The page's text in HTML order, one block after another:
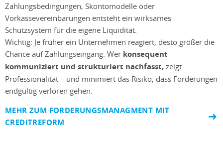
Zahlungsbedingungen, Skontomodelle oder
Vorkassevereinbarungen entsteht ein wirksames
Schutzsystem für die eigene Liquidität.
Wichtig: Je früher ein Unternehmen reagiert, desto größer die
Chance auf Zahlungseingang. Wer konsequent
kommuniziert und strukturiert nachfasst, zeigt
Professionalität – und minimiert das Risiko, dass Forderungen
endgültig verloren gehen.
MEHR ZUM FORDERUNGSMANAGMENT MIT
CREDITREFORM